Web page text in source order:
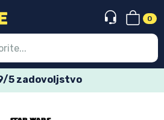
0
5 zadovoljstvo